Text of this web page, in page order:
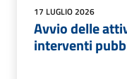
17 LUGLIO 2026
Avvio delle
interventi